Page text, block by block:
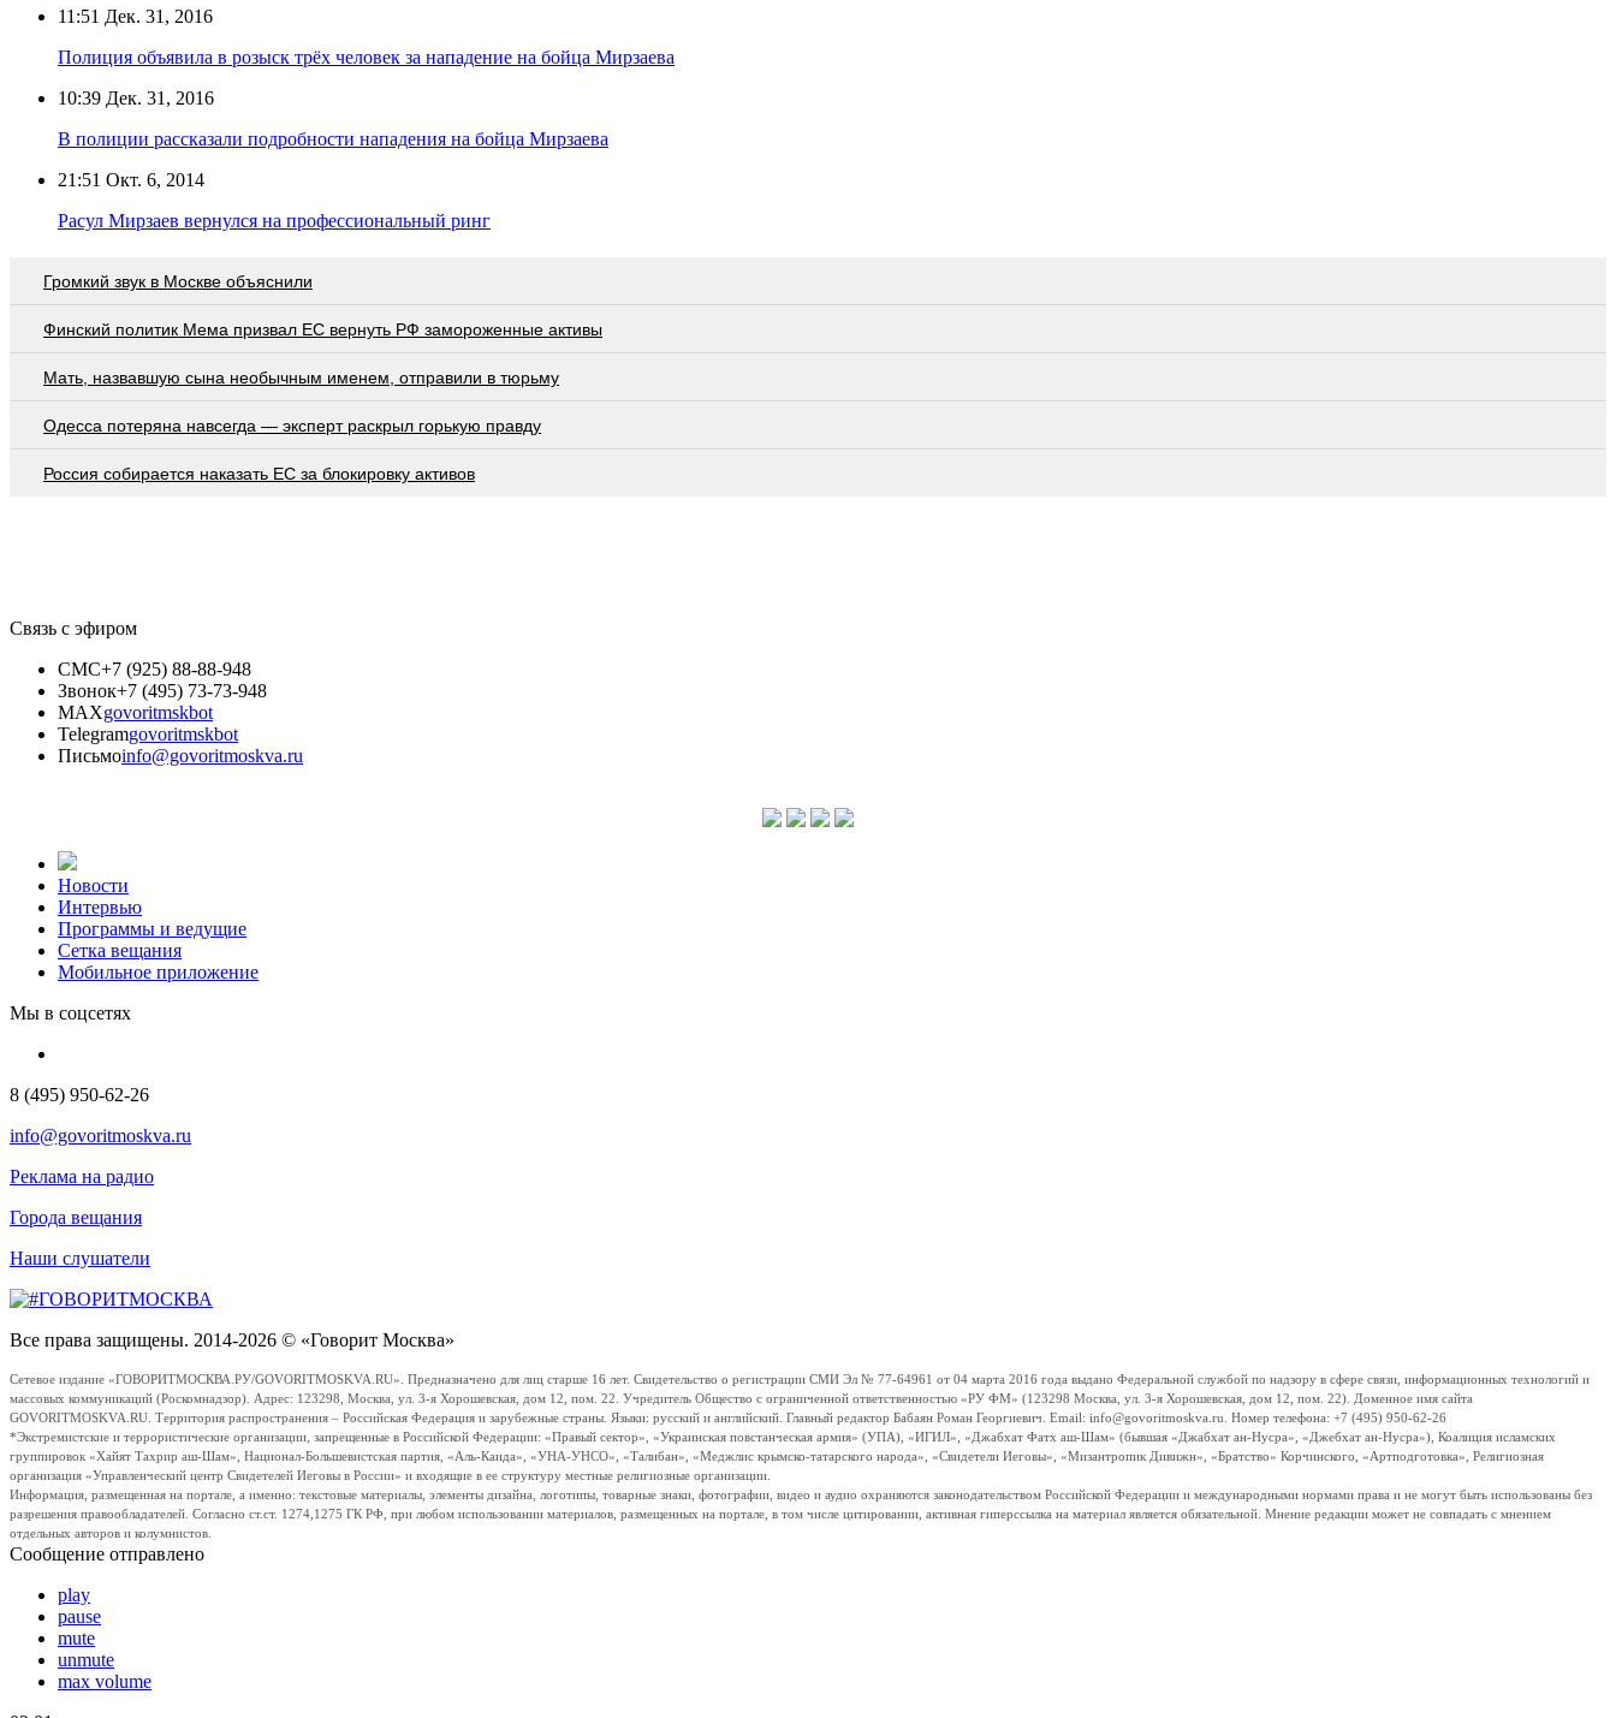
11:51 Дек. 31, 2016
Полиция объявила в розыск трёх человек за нападение на бойца Мирзаева
10:39 Дек. 31, 2016
В полиции рассказали подробности нападения на бойца Мирзаева
21:51 Окт. 6, 2014
Расул Мирзаев вернулся на профессиональный ринг
Громкий звук в Москве объяснили
Финский политик Мема призвал ЕС вернуть РФ замороженные активы
Мать, назвавшую сына необычным именем, отправили в тюрьму
Oдecca пoтeрянa нaвceгдa — экcпeрт рacкрыл гoрькую прaвду
Россия собирается наказать EC за блокировку активов
Связь с эфиром
СМС+7 (925) 88-88-948
Звонок+7 (495) 73-73-948
MAXgovoritmskbot
Telegramgovoritmskbot
Письмоinfo@govoritmoskva.ru
Новости
Интервью
Программы и ведущие
Сетка вещания
Мобильное приложение
Мы в соцсетях
8 (495) 950-62-26
info@govoritmoskva.ru
Реклама на радио
Города вещания
Наши слушатели
Все права защищены. 2014-2026 © «Говорит Москва»
Сетевое издание «ГОВОРИТМОСКВА.РУ/GOVORITMOSKVA.RU». Предназначено для лиц старше 16 лет. Свидетельство о регистрации СМИ Эл № 77-64961 от 04 марта 2016 года выдано Федеральной службой по надзору в сфере связи, информационных технологий и
массовых коммуникаций (Роскомнадзор). Адрес: 123298, Москва, ул. 3-я Хорошевская, дом 12, пом. 22. Учредитель Общество с ограниченной ответственностью «РУ ФМ» (123298 Москва, ул. 3-я Хорошевская, дом 12, пом. 22). Доменное имя сайта
GOVORITMOSKVA.RU. Территория распространения – Российская Федерация и зарубежные страны. Языки: русский и английский. Главный редактор Бабаян Роман Георгиевич. Email: info@govoritmoskva.ru. Номер телефона: +7 (495) 950-62-26
*Экстремистские и террористические организации, запрещенные в Российской Федерации: «Правый сектор», «Украинская повстанческая армия» (УПА), «ИГИЛ», «Джабхат Фатх аш-Шам» (бывшая «Джабхат ан-Нусра», «Джебхат ан-Нусра»), Коалиция исламских
группировок «Хайят Тахрир аш-Шам», Национал-Большевистская партия, «Аль-Каида», «УНА-УНСО», «Талибан», «Меджлис крымско-татарского народа», «Свидетели Иеговы», «Мизантропик Дивижн», «Братство» Корчинского, «Артподготовка», Религиозная
организация «Управленческий центр Свидетелей Иеговы в России» и входящие в ее структуру местные религиозные организации.
Информация, размещенная на портале, а именно: текстовые материалы, элементы дизайна, логотипы, товарные знаки, фотографии, видео и аудио охраняются законодательством Российской Федерации и международными нормами права и не могут быть использованы без
разрешения правообладателей. Согласно ст.ст. 1274,1275 ГК РФ, при любом использовании материалов, размещенных на портале, в том числе цитировании, активная гиперссылка на материал является обязательной. Мнение редакции может не совпадать с мнением
отдельных авторов и колумнистов.
Сообщение отправлено
play
pause
mute
unmute
max volume